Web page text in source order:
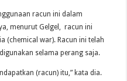
racun ini dalam
menurut Gelgel, racun ini
(chemical war). Racun ini telah
selama perang saja.
(racun) itu,” kata dia.